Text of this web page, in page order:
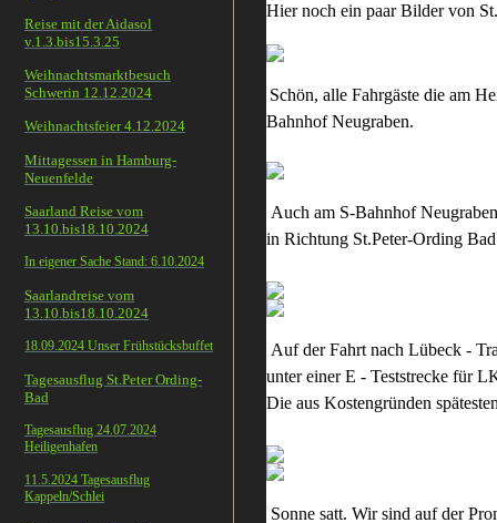
Reise mit der Aidasol
v.1.3.bis15.3.25
Weihnachtsmarktbesuch
Schwerin 12.12.2024
Weihnachtsfeier 4.12.2024
Mittagessen in Hamburg-
Neuenfelde
Saarland Reise vom
13.10.bis18.10.2024
In eigener Sache Stand: 6.10.2024
Saarlandreise vom
13.10.bis18.10.2024
18.09.2024 Unser Frühstücksbuffet
Tagesausflug St.Peter Ording-
Bad
Tagesausflug 24.07.2024
Heiligenhafen
11.5.2024 Tagesausflug
Kappeln/Schlei
Hier noch ein paar Bilder von
Schön, alle Fahrgäste die am
Bahnhof Neugraben.
Auch am S-Bahnhof
in Richtung St.Peter-Ording
Auf der Fahrt nach Lübeck
unter einer E - Teststrecke für
Die aus Kostengründen
Sonne satt. Wir sind auf der